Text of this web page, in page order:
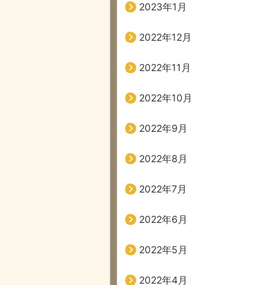
2023年1月
2022年12月
2022年11月
2022年10月
2022年9月
2022年8月
2022年7月
2022年6月
2022年5月
2022年4月